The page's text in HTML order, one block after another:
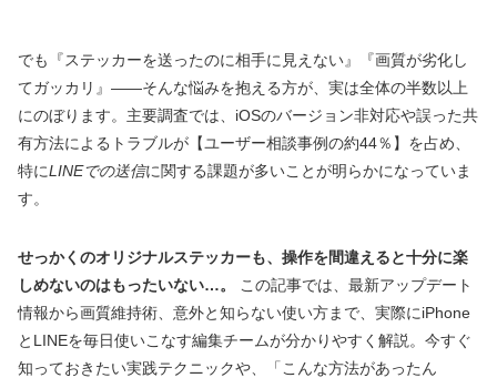
でも『ステッカーを送ったのに相手に見えない』『画質が劣化し
てガッカリ』――そんな悩みを抱える方が、実は全体の半数以上
にのぼります。主要調査では、iOSのバージョン非対応や誤った共
有方法によるトラブルが【ユーザー相談事例の約44％】を占め、
特にLINEでの送信に関する課題が多いことが明らかになっていま
す。
せっかくのオリジナルステッカーも、操作を間違えると十分に楽
しめないのはもったいない…。
この記事では、最新アップデート
情報から画質維持術、意外と知らない使い方まで、実際にiPhone
とLINEを毎日使いこなす編集チームが分かりやすく解説。今すぐ
知っておきたい実践テクニックや、「こんな方法があったん